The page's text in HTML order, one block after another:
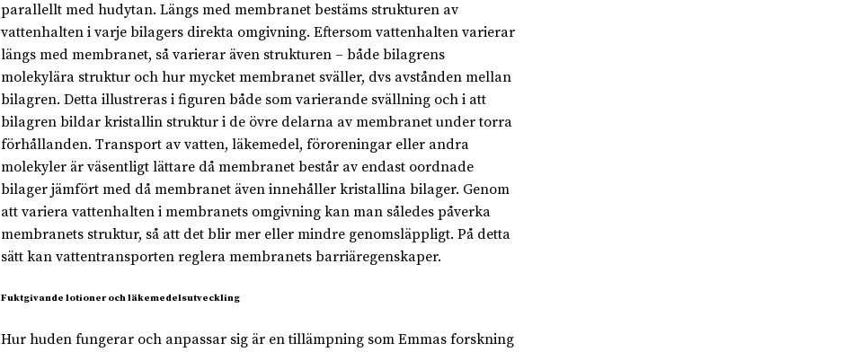
parallellt med hudytan. Längs med membranet bestäms strukturen av
vattenhalten i varje bilagers direkta omgivning. Eftersom vattenhalten varierar
längs med membranet, så varierar även strukturen – både bilagrens
molekylära struktur och hur mycket membranet sväller, dvs avstånden mellan
bilagren. Detta illustreras i figuren både som varierande svällning och i att
bilagren bildar kristallin struktur i de övre delarna av membranet under torra
förhållanden. Transport av vatten, läkemedel, föroreningar eller andra
molekyler är väsentligt lättare då membranet består av endast oordnade
bilager jämfört med då membranet även innehåller kristallina bilager. Genom
att variera vattenhalten i membranets omgivning kan man således påverka
membranets struktur, så att det blir mer eller mindre genomsläppligt. På detta
sätt kan vattentransporten reglera membranets barriäregenskaper.
Fuktgivande lotioner och läkemedelsutveckling
Hur huden fungerar och anpassar sig är en tillämpning som Emmas forskning